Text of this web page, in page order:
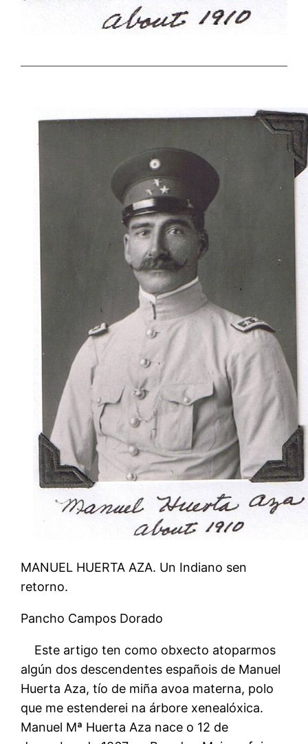
MANUEL HUERTA AZA. Un Indiano sen
retorno.
Pancho Campos Dorado
Este artigo ten como obxecto atoparmos
algún dos descendentes españois de Manuel
Huerta Aza, tío de miña avoa materna, polo
que me estenderei na árbore xenealóxica.
Manuel Mª Huerta Aza nace o 12 de